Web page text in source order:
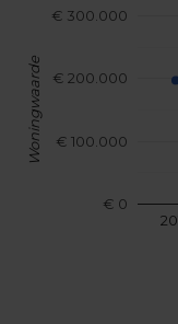
€ 0
€ 100.000
€ 200.000
€ 300.000
Woningwaarde